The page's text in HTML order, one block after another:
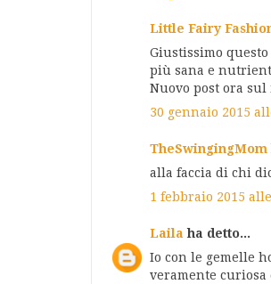
Little Fairy
Giustissimo
più sana e
Nuovo post ora
30 gennaio 2015
TheSwingingMom
alla faccia di chi
1 febbraio 2015
Laila ha detto...
Io con le gemelle
veramente curiosa